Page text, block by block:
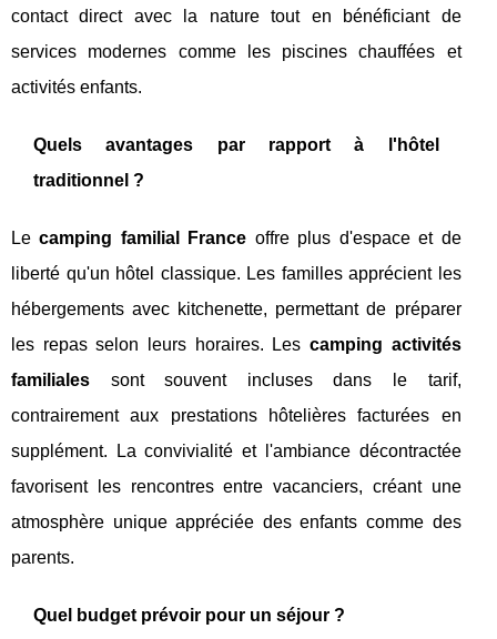
contact direct avec la nature tout en bénéficiant de
services modernes comme les piscines chauffées et
activités enfants.
Quels avantages par rapport à l'hôtel
traditionnel ?
Lecamping familial France offre plus d'espace et de
liberté qu'un hôtel classique. Les familles apprécient les
hébergements avec kitchenette, permettant de préparer
les repas selon leurs horaires. Les camping activités
familiales sont souvent incluses dans le tarif,
contrairement aux prestations hôtelières facturées en
supplément. La convivialité et l'ambiance décontractée
favorisent les rencontres entre vacanciers, créant une
atmosphère unique appréciée des enfants comme des
parents.
Quel budget prévoir pour un séjour ?